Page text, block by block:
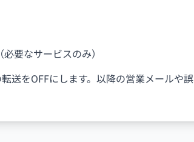
要なサービスのみ）
送をOFFにします。以降の営業メールや誤